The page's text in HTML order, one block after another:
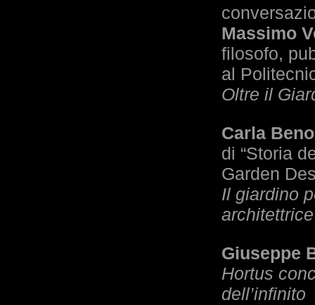
Massimo
filosofo,
al
Oltre il
Carla
di “Storia
Garden
Il giardino
Giuseppe
Hortus
dell’infinito